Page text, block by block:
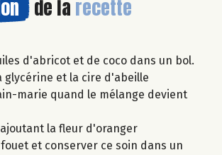
de la recette
d'abricot et de coco dans un bol.
glycérine et la cire d'abeille
marie quand le mélange devient
la fleur d'oranger
et conserver ce soin dans un